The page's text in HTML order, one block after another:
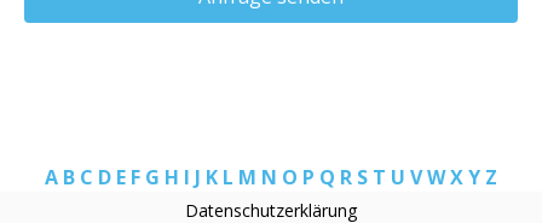
A B C D E F G H I J K L M N O P Q R S T U VWXY Z
Datenschutzerklärung